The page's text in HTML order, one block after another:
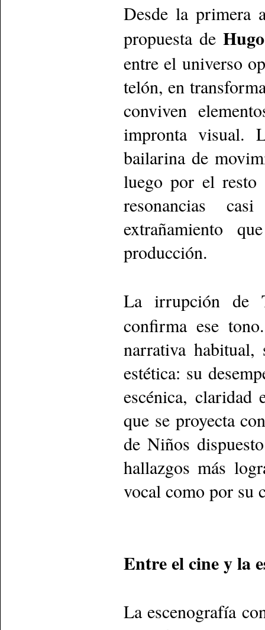
Desde la primera
propuesta de
entre el universo
telón, en
conviven
impronta visual.
bailarina de
luego por el resto
resonancias
extrañamiento
producción.
La irrupción de
confirma ese
narrativa
estética: su
escénica, claridad
que se proyecta
de Niños
hallazgos más
vocal como por su
Entre el cine y la
La escenografía